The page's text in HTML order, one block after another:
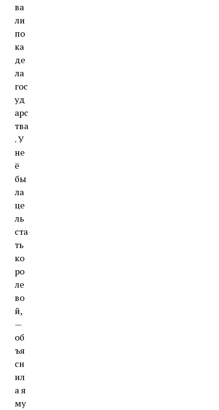
ва
ли
по
ка
де
ла
гос
уд
арс
тва
. У
не
ё
бы
ла
це
ль
ста
ть
ко
ро
ле
во
й,
—
об
ъя
сн
ил
а я
му